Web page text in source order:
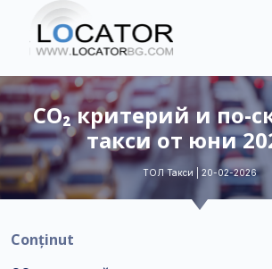
CO₂ критерий и по-
такси от юни
ТОЛ Такси | 20-02-2026
Conținut